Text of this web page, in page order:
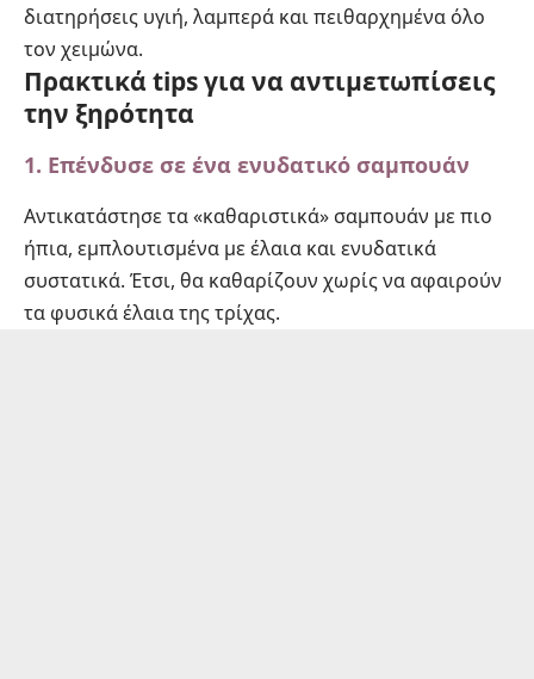
διατηρήσεις υγιή, λαμπερά και πειθαρχημένα όλο
τον χειμώνα.
Πρακτικά tips για να αντιμετωπίσεις
την ξηρότητα
1. Επένδυσε σε ένα ενυδατικό σαμπουάν
Αντικατάστησε τα «καθαριστικά» σαμπουάν με πιο
ήπια, εμπλουτισμένα με έλαια και ενυδατικά
συστατικά. Έτσι, θα καθαρίζουν χωρίς να αφαιρούν
τα φυσικά έλαια της τρίχας.